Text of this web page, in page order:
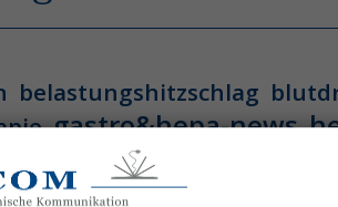
belastungshitzschlag
gastro&hepa-news
neoplasie
news